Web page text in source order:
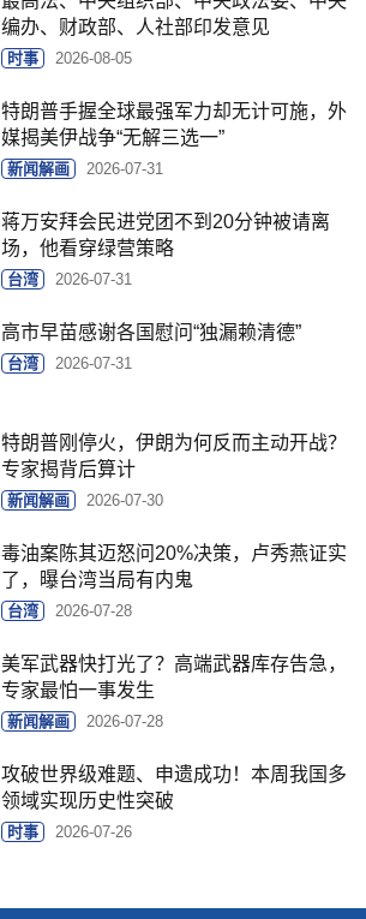
编办、财政部、人社部印发意见
时事 2026-08-05
特朗普手握全球最强军力却无计可施，外
媒揭美伊战争“无解三选一”
新闻解画 2026-07-31
蒋万安拜会民进党团不到20分钟被请离
场，他看穿绿营策略
台湾 2026-07-31
高市早苗感谢各国慰问“独漏赖清德”
台湾 2026-07-31
特朗普刚停火，伊朗为何反而主动开战？
专家揭背后算计
新闻解画 2026-07-30
毒油案陈其迈怒问20%决策，卢秀燕证实
了，曝台湾当局有内鬼
台湾 2026-07-28
美军武器快打光了？高端武器库存告急，
专家最怕一事发生
新闻解画 2026-07-28
攻破世界级难题、申遗成功！本周我国多
领域实现历史性突破
时事 2026-07-26